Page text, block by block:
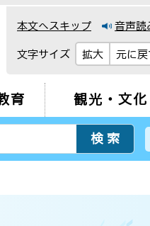
本文へスキップ 音声読
文字サイズ 拡大 元に戻
育 観光・文化